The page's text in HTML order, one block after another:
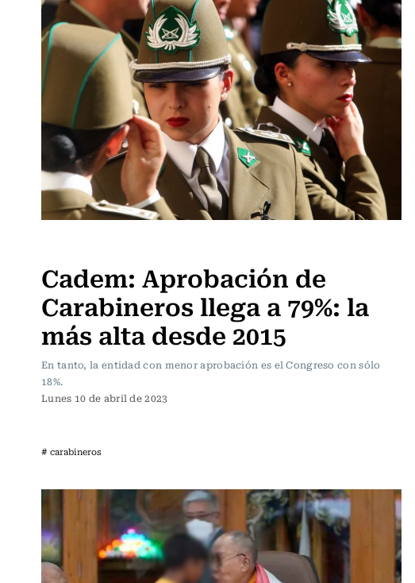
Cadem: Aprobación de
Carabineros llega a 79%: la
más alta desde 2015
En tanto, la entidad con menor aprobación es el Congreso con sólo
18%.
Lunes 10 de abril de 2023
# carabineros